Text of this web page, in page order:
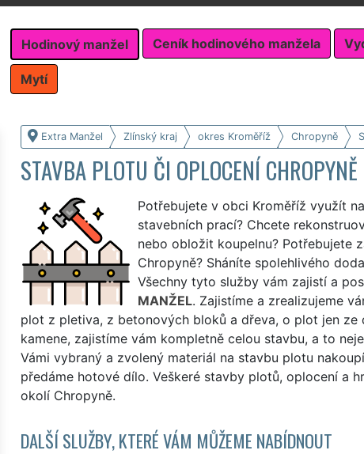
Hodinový manžel Ceník hodinového manžela
Mytí
Extra Manžel Zlínský kraj okres Kroměříž Chropyně
STAVBA PLOTU ČI OPLOCENÍ CHROPYNĚ
Potřebujete v obci Kroměříž využít
stavebních prací? Chcete
nebo obložit koupelnu? Potřebujete
Chropyně? Sháníte spolehlivého
Všechny tyto služby vám zajistí a
MANŽEL. Zajistíme a zrealizujeme
plot z pletiva, z betonových bloků a dřeva, o plot jen
kamene, zajistíme vám kompletně celou stavbu, a to
Vámi vybraný a zvolený materiál na stavbu plotu
předáme hotové dílo. Veškeré stavby plotů, oplocení a
okolí Chropyně.
DALŠÍ SLUŽBY, KTERÉ VÁM MŮŽEME NABÍDNOUT